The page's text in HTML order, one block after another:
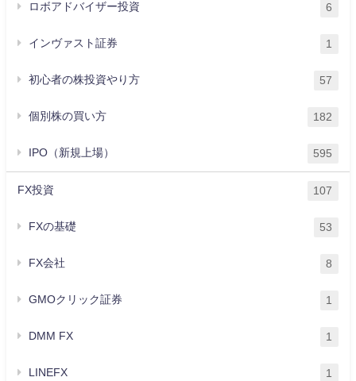
ロボアドバイザー投資 6
インヴァスト証券 1
初心者の株投資やり方 57
個別株の買い方 182
IPO（新規上場） 595
FX投資 107
FXの基礎 53
FX会社 8
GMOクリック証券 1
DMM FX 1
LINEFX 1